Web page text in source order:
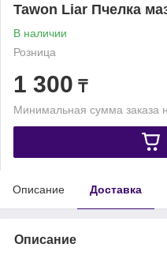
Tawon Liar Пчелка
В наличии
Розница
1 300 ₸
Минимальная сумма заказа
Описание Доставка
Описание